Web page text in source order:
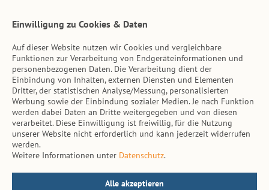
Inhalt
Tierarzt-Suche
Hinweise
AGB
Impressum
Datenschutz
Kontakt
Einwilligung zu Cookies & Daten
Auf dieser Website nutzen wir Cookies und vergleichbare
Funktionen zur Verarbeitung von Endgeräteinformationen und
personenbezogenen Daten. Die Verarbeitung dient der
Einbindung von Inhalten, externen Diensten und Elementen
Dritter, der statistischen Analyse/Messung, personalisierten
Werbung sowie der Einbindung sozialer Medien. Je nach Funktion
werden dabei Daten an Dritte weitergegeben und von diesen
verarbeitet. Diese Einwilligung ist freiwillig, für die Nutzung
unserer Website nicht erforderlich und kann jederzeit widerrufen
werden.
Weitere Informationen unter Datenschutz.
Alle akzeptieren